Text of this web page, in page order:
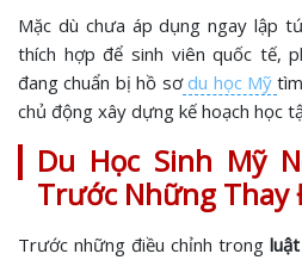
Mặc dù chưa áp dụng ngay lập
thích hợp để sinh viên quốc tế,
đang chuẩn bị hồ sơdu học Mỹ
chủ động xây dựng kế hoạch học
Du Học Sinh Mỹ
Trước Những Thay
Trước những điều chỉnh trong